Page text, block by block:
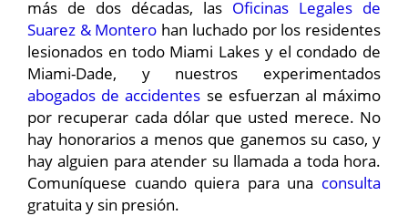
más de dos décadas, las Oficinas Legales de
Suarez & Montero han luchado por los residentes
lesionados en todo Miami Lakes y el condado de
Miami-Dade, y nuestros experimentados
abogados de accidentes se esfuerzan al máximo
por recuperar cada dólar que usted merece. No
hay honorarios a menos que ganemos su caso, y
hay alguien para atender su llamada a toda hora.
Comuníquese cuando quiera para una consulta
gratuita y sin presión.